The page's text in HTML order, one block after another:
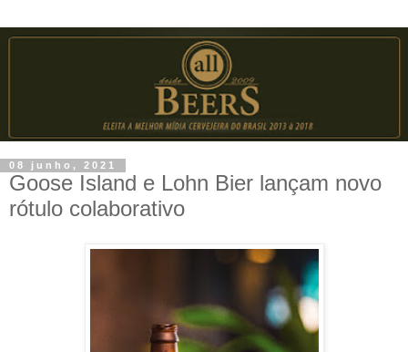
08 junho, 2021
Goose Island e Lohn Bier lançam novo
rótulo colaborativo